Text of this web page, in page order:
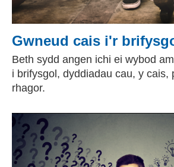
Gwneud cais i'r
Beth sydd angen ichi ei wybod
i brifysgol, dyddiadau cau, y cais,
rhagor.